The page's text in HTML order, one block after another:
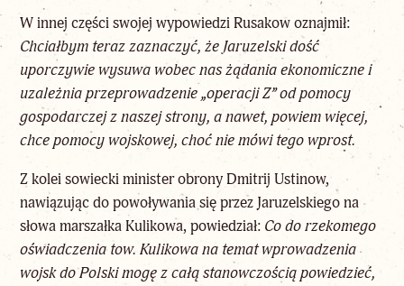
W innej części swojej wypowiedzi Rusakow oznajmił:
Chciałbym teraz zaznaczyć, że Jaruzelski dość
uporczywie wysuwa wobec nas żądania ekonomiczne i
uzależnia przeprowadzenie „operacji Z” od pomocy
gospodarczej z naszej strony, a nawet, powiem więcej,
chce pomocy wojskowej, choć nie mówi tego wprost.
Z kolei sowiecki minister obrony Dmitrij Ustinow,
nawiązując do powoływania się przez Jaruzelskiego na
słowa marszałka Kulikowa, powiedział: Co do rzekomego
oświadczenia tow. Kulikowa na temat wprowadzenia
wojsk do Polski mogę z całą stanowczością powiedzieć,